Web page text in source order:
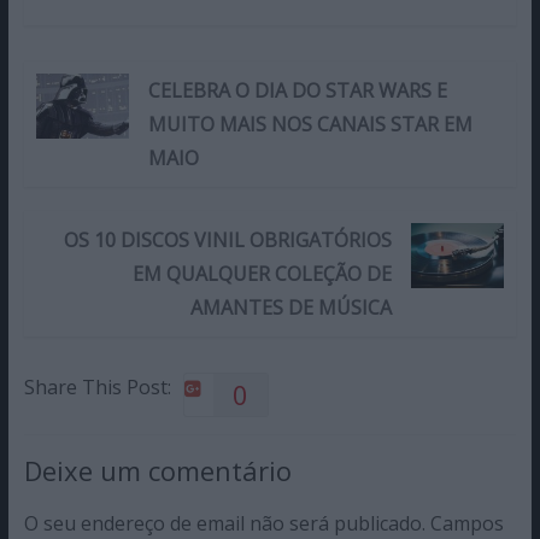
CELEBRA O DIA DO STAR WARS E
MUITO MAIS NOS CANAIS STAR EM
MAIO
OS 10 DISCOS VINIL OBRIGATÓRIOS
EM QUALQUER COLEÇÃO DE
AMANTES DE MÚSICA
Share This Post: 0
Deixe um comentário
O seu endereço de email não será publicado. Campos